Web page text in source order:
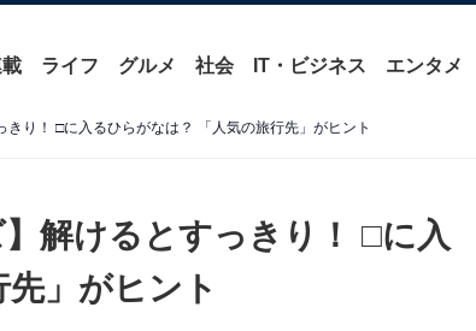
ライフ グルメ 社会 IT・ビジネス エンタメ
きり！ □に入るひらがなは？ 「人気の旅行先」がヒント
解けるとすっきり！ □に入
」がヒント